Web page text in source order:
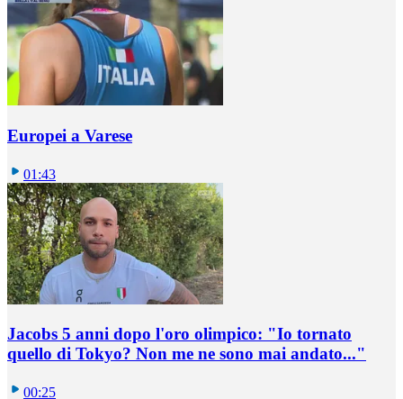
Europei a Varese
01:43
Jacobs 5 anni dopo l'oro olimpico: "Io tornato
quello di Tokyo? Non me ne sono mai andato..."
00:25